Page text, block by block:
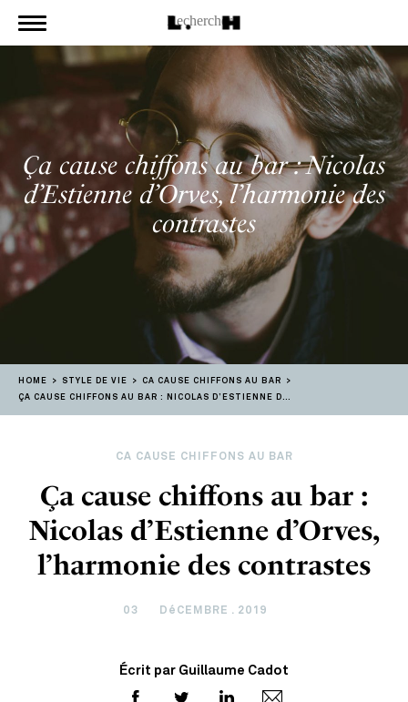
Ça cause chiffons au bar : Nicolas
d’Estienne d’Orves, l’harmonie des
contrastes
HOME STYLE DE VIE
CA CAUSE CHIFFONS AU BAR
ÇA CAUSE CHIFFONS AU BAR : NICOLAS D’ESTIENNE D’ORVES, L’HARMONIE DES CONTRASTES
CA CAUSE CHIFFONS AU BAR
Ça cause chiffons au bar :
Nicolas d’Estienne d’Orves,
l’harmonie des contrastes
03 DéCEMBRE . 2019
Écrit par Guillaume Cadot